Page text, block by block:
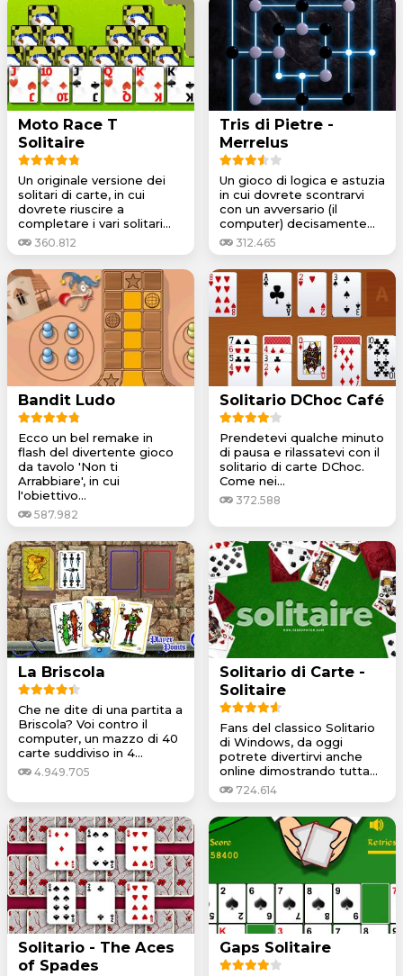
Moto Race T
Solitaire
Un originale versione dei
solitari di carte, in cui
dovrete riuscire a
completare i vari solitari...
360.812
Tris di Pietre -
Merrelus
Un gioco di logica e astuzia
in cui dovrete scontrarvi
con un avversario (il
computer) decisamente...
312.465
Bandit Ludo
Ecco un bel remake in
flash del divertente gioco
da tavolo 'Non ti
Arrabbiare', in cui
l'obiettivo...
587.982
Solitario DChoc Café
Prendetevi qualche minuto
di pausa e rilassatevi con il
solitario di carte DChoc.
Come nei...
372.588
La Briscola
Che ne dite di una partita a
Briscola? Voi contro il
computer, un mazzo di 40
carte suddiviso in 4...
4.949.705
Solitario di Carte -
Solitaire
Fans del classico Solitario
di Windows, da oggi
potrete divertirvi anche
online dimostrando tutta...
724.614
Solitario - The Aces
of Spades
Gaps Solitaire